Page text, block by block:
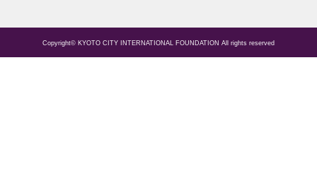
Copyright© KYOTO CITY INTERNATIONAL FOUNDATION All rights reserved